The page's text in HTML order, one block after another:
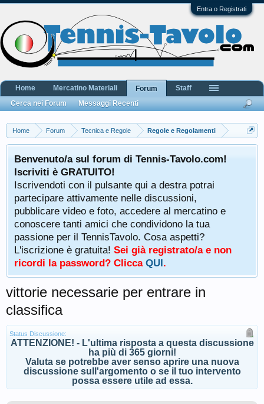
Entra o Registrati
Home Forum Tecnica e Regole Regole e Regolamenti
Benvenuto/a sul forum di Tennis-Tavolo.com!
Iscriviti è GRATUITO!
Iscrivendoti con il pulsante qui a destra potrai
partecipare attivamente nelle discussioni,
pubblicare video e foto, accedere al mercatino e
conoscere tanti amici che condividono la tua
passione per il TennisTavolo. Cosa aspetti?
L'iscrizione è gratuita! Sei già registrato/a e non
ricordi la password? Clicca QUI.
vittorie necessarie per entrare in
classifica
Status Discussione:
ATTENZIONE! - L'ultima risposta a questa discussione
ha più di 365 giorni!
Valuta se potrebbe aver senso aprire una nuova
discussione sull'argomento o se il tuo intervento
possa essere utile ad essa.
Home Mercatino Materiali
Forum
Cerca nei Forum
Messaggi Recenti
Staff